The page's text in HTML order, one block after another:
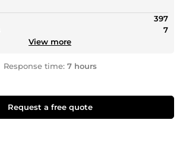
397
7
View more
Response time: 7 hours
Request a free quote